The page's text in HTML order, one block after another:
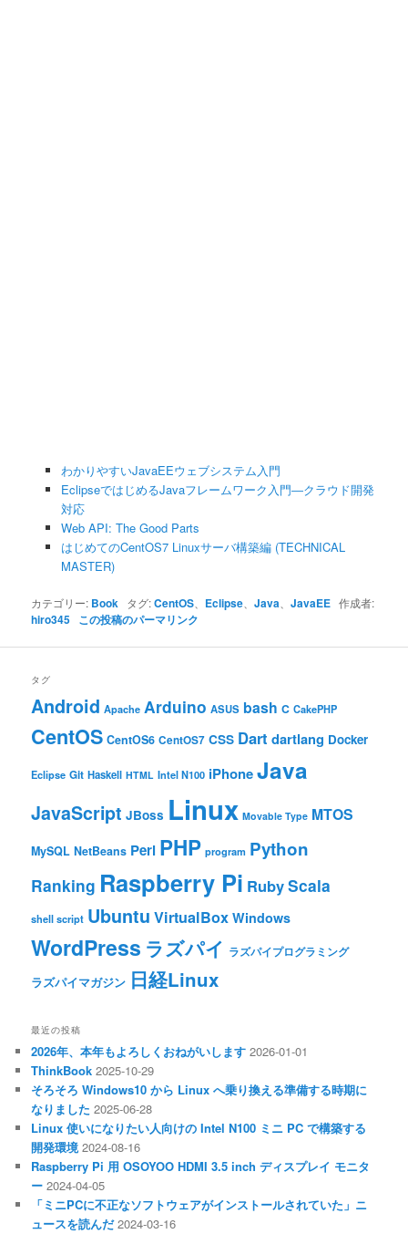
わかりやすいJavaEEウェブシステム入門
EclipseではじめるJavaフレームワーク入門―クラウド開発
対応
Web API: The Good Parts
はじめてのCentOS7 Linuxサーバ構築編 (TECHNICAL
MASTER)
カテゴリー: Book タグ:CentOS Eclipse 、Java 、JavaEE 作成者:
hiro345 この投稿のパーマリンク
タグ
Android Apache Arduino ASUS bash C CakePHP
CentOS CentOS6 CentOS7 CSS Dart dartlang Docker
Eclipse Git Haskell HTML Intel N100 iPhoneJava
JavaScript JBoss Linux Movable Type MTOS
MySQL NetBeans Perl PHP program Python
Ranking Raspberry Pi RubyScala
shell script Ubuntu VirtualBox Windows
WordPress ラズパイ ラズパイプログラミング
ラズパイマガジン 日経Linux
最近の投稿
2026年、本年もよろしくおねがいします 2026-01-01
ThinkBook 2025-10-29
そろそろ Windows10 から Linux へ乗り換える準備する時期に
なりました 2025-06-28
Linux 使いになりたい人向けの Intel N100 ミニ PC で構築する
開発環境 2024-08-16
Raspberry Pi 用 OSOYOO HDMI 3.5 inch ディスプレイ モニタ
ー 2024-04-05
「ミニPCに不正なソフトウェアがインストールされていた」ニ
ュースを読んだ 2024-03-16